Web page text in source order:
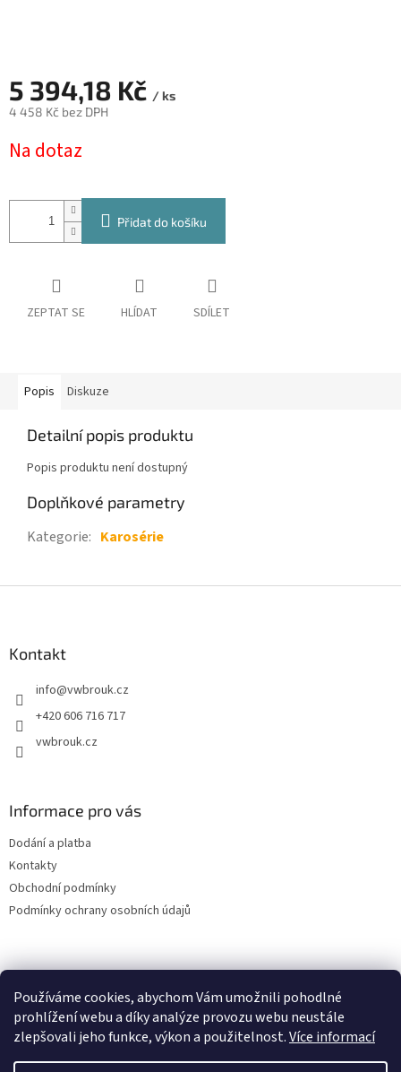
Používáme cookies, abychom Vám umožnili pohodlné
prohlížení webu a díky analýze provozu webu neustále
zlepšovali jeho funkce, výkon a použitelnost.Více informací
5 394,18 Kč / ks
4 458 Kč bez DPH
cena:
Na dotaz
Přidat do košíku
ZEPTAT SE HLÍDAT SDÍLET
Popis Diskuze
Detailní popis produktu
Popis produktu není dostupný
Doplňkové parametry
Kategorie: Karosérie
Kontakt
info@vwbrouk.cz
+420 606 716 717
vwbrouk.cz
Informace pro vás
Dodání a platba
Kontakty
Obchodní podmínky
Podmínky ochrany osobních údajů